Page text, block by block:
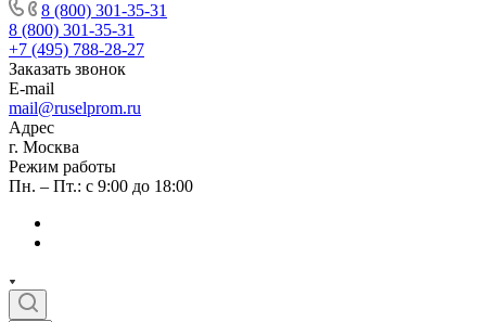
8 (800) 301-35-31
8 (800) 301-35-31
+7 (495) 788-28-27
Заказать звонок
E-mail
mail@ruselprom.ru
Адрес
г. Москва
Режим работы
Пн. – Пт.: с 9:00 до 18:00